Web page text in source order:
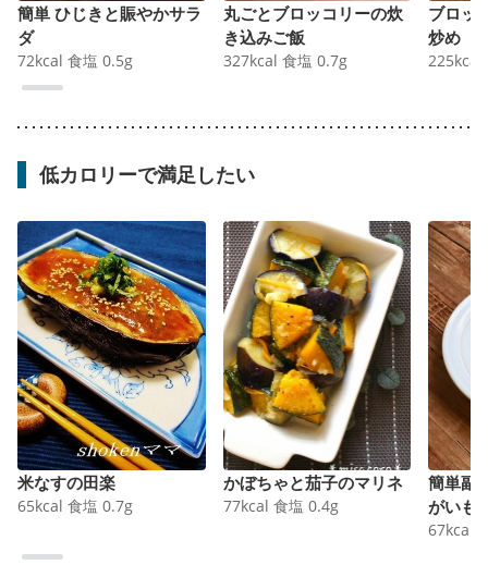
簡単 ひじきと賑やかサラ
ダ
72kcal 食塩 0.5g
丸ごとブロッコリーの炊
き込みご飯
327kcal 食塩 0.7g
ブロッ
炒め
225kcal
低カロリーで満足したい
米なすの田楽
65kcal 食塩 0.7g
かぼちゃと茄子のマリネ
77kcal 食塩 0.4g
簡単副
がいも
67kcal